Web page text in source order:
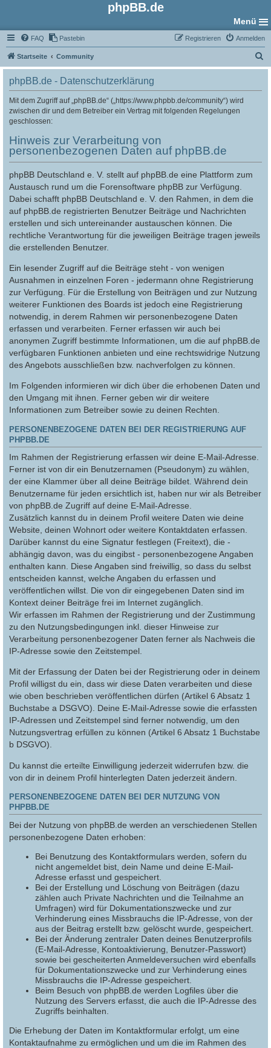
phpBB.de
Menü
FAQ Pastebin Anmelden
Registrieren
Startseite Community
u
phpBB.de - Datenschutzerklärung
Mit dem Zugriff auf „phpBB.de“ („https://www.phpbb.de/community“) wird
zwischen dir und dem Betreiber ein Vertrag mit folgenden Regelungen
geschlossen:
Hinweis zur Verarbeitung von
personenbezogenen Daten auf phpBB.de
phpBB Deutschland e. V. stellt auf phpBB.de eine Plattform zum
Austausch rund um die Forensoftware phpBB zur Verfügung.
Dabei schafft phpBB Deutschland e. V. den Rahmen, in dem die
auf phpBB.de registrierten Benutzer Beiträge und Nachrichten
erstellen und sich untereinander austauschen können. Die
rechtliche Verantwortung für die jeweiligen Beiträge tragen jeweils
die erstellenden Benutzer.
Ein lesender Zugriff auf die Beiträge steht - von wenigen
Ausnahmen in einzelnen Foren - jedermann ohne Registrierung
zur Verfügung. Für die Erstellung von Beiträgen und zur Nutzung
weiterer Funktionen des Boards ist jedoch eine Registrierung
notwendig, in derem Rahmen wir personenbezogene Daten
erfassen und verarbeiten. Ferner erfassen wir auch bei
anonymen Zugriff bestimmte Informationen, um die auf phpBB.de
verfügbaren Funktionen anbieten und eine rechtswidrige Nutzung
des Angebots ausschließen bzw. nachverfolgen zu können.
Im Folgenden informieren wir dich über die erhobenen Daten und
den Umgang mit ihnen. Ferner geben wir dir weitere
Informationen zum Betreiber sowie zu deinen Rechten.
PERSONENBEZOGENE DATEN BEI DER REGISTRIERUNG AUF
PHPBB.DE
Im Rahmen der Registrierung erfassen wir deine E-Mail-Adresse.
Ferner ist von dir ein Benutzernamen (Pseudonym) zu wählen,
der eine Klammer über all deine Beiträge bildet. Während dein
Benutzername für jeden ersichtlich ist, haben nur wir als Betreiber
von phpBB.de Zugriff auf deine E-Mail-Adresse.
Zusätzlich kannst du in deinem Profil weitere Daten wie deine
Website, deinen Wohnort oder weitere Kontaktdaten erfassen.
Darüber kannst du eine Signatur festlegen (Freitext), die -
abhängig davon, was du eingibst - personenbezogene Angaben
enthalten kann. Diese Angaben sind freiwillig, so dass du selbst
entscheiden kannst, welche Angaben du erfassen und
veröffentlichen willst. Die von dir eingegebenen Daten sind im
Kontext deiner Beiträge frei im Internet zugänglich.
Wir erfassen im Rahmen der Registrierung und der Zustimmung
zu den Nutzungsbedingungen inkl. dieser Hinweise zur
Verarbeitung personenbezogener Daten ferner als Nachweis die
IP-Adresse sowie den Zeitstempel.
Mit der Erfassung der Daten bei der Registrierung oder in deinem
Profil willigst du ein, dass wir diese Daten verarbeiten und diese
wie oben beschrieben veröffentlichen dürfen (Artikel 6 Absatz 1
Buchstabe a DSGVO). Deine E-Mail-Adresse sowie die erfassten
IP-Adressen und Zeitstempel sind ferner notwendig, um den
Nutzungsvertrag erfüllen zu können (Artikel 6 Absatz 1 Buchstabe
b DSGVO).
Du kannst die erteilte Einwilligung jederzeit widerrufen bzw. die
von dir in deinem Profil hinterlegten Daten jederzeit ändern.
PERSONENBEZOGENE DATEN BEI DER NUTZUNG VON
PHPBB.DE
Bei der Nutzung von phpBB.de werden an verschiedenen Stellen
personenbezogene Daten erhoben:
Bei Benutzung des Kontaktformulars werden, sofern du
nicht angemeldet bist, dein Name und deine E-Mail-
Adresse erfasst und gespeichert.
Bei der Erstellung und Löschung von Beiträgen (dazu
zählen auch Private Nachrichten und die Teilnahme an
Umfragen) wird für Dokumentationszwecke und zur
Verhinderung eines Missbrauchs die IP-Adresse, von der
aus der Beitrag erstellt bzw. gelöscht wurde, gespeichert.
Bei der Änderung zentraler Daten deines Benutzerprofils
(E-Mail-Adresse, Kontoaktivierung, Benutzer-Passwort)
sowie bei gescheiterten Anmeldeversuchen wird ebenfalls
für Dokumentationszwecke und zur Verhinderung eines
Missbrauchs die IP-Adresse gespeichert.
Beim Besuch von phpBB.de werden Logfiles über die
Nutzung des Servers erfasst, die auch die IP-Adresse des
Zugriffs beinhalten.
Die Erhebung der Daten im Kontaktformular erfolgt, um eine
Kontaktaufnahme zu ermöglichen und um die im Rahmen des